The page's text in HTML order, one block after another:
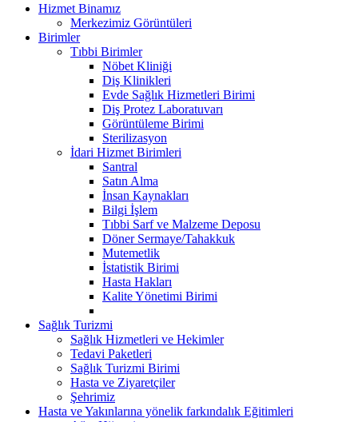
Hizmet Binamız
Merkezimiz Görüntüleri
Birimler
Tıbbi Birimler
Nöbet Kliniği
Diş Klinikleri
Evde Sağlık Hizmetleri Birimi
Diş Protez Laboratuvarı
Görüntüleme Birimi
Sterilizasyon
İdari Hizmet Birimleri
Santral
Satın Alma
İnsan Kaynakları
Bilgi İşlem
Tıbbi Sarf ve Malzeme Deposu
Döner Sermaye/Tahakkuk
Mutemetlik
İstatistik Birimi
Hasta Hakları
Kalite Yönetimi Birimi
Sağlık Turizmi
Sağlık Hizmetleri ve Hekimler
Tedavi Paketleri
Sağlık Turizmi Birimi
Hasta ve Ziyaretçiler
Şehrimiz
Hasta ve Yakınlarına yönelik farkındalık Eğitimleri